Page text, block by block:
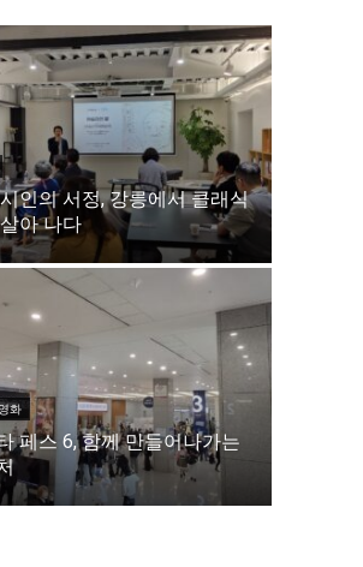
인의 서정, 강릉에서 클래식
아 나다
화
페스 6, 함께 만들어나가는